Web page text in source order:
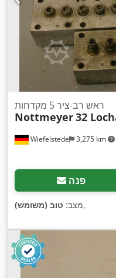
Wiefelstede 3,275 km
ראש רב-ציר 5 מקדחות
Nottmeyer32
פנה
מצב: טוב (משומש) ,